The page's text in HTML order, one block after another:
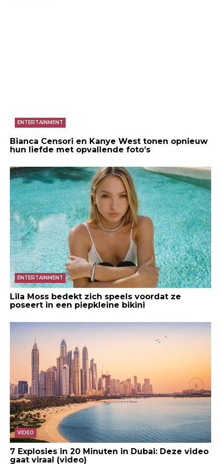
ENTERTAINMENT
Bianca Censori en Kanye West tonen opnieuw
hun liefde met opvallende foto’s
ENTERTAINMENT
Lila Moss bedekt zich speels voordat ze
poseert in een piepkleine bikini
VIDEO
7 Explosies in 20 Minuten in Dubai: Deze video
gaat viraal (video)